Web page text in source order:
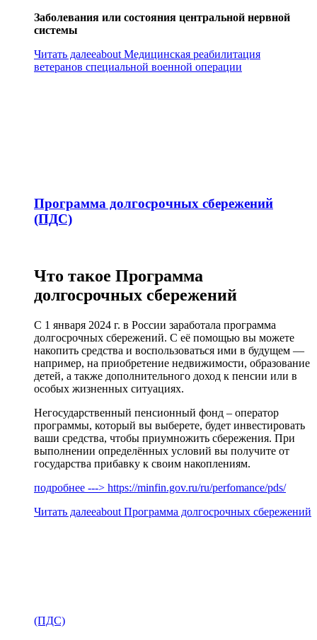
Заболевания или состояния центральной нервной
системы
Читать далееabout Медицинская реабилитация
ветеранов специальной военной операции
Программа долгосрочных сбережений
(ПДС)
Что такое Программа
долгосрочных сбережений
С 1 января 2024 г. в России заработала программа
долгосрочных сбережений. С её помощью вы можете
накопить средства и воспользоваться ими в будущем —
например, на приобретение недвижимости, образование
детей, а также дополнительного доход к пенсии или в
особых жизненных ситуациях.
Негосударственный пенсионный фонд – оператор
программы, который вы выберете, будет инвестировать
ваши средства, чтобы приумножить сбережения. При
выполнении определённых условий вы получите от
государства прибавку к своим накоплениям.
подробнее ---> https://minfin.gov.ru/ru/perfomance/pds/
Читать далееabout Программа долгосрочных сбережений
(ПДС)